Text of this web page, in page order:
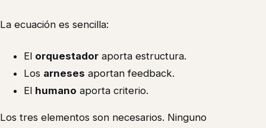
La ecuación es sencilla:
El orquestador aporta estructura.
Los arneses aportan feedback.
El humano aporta criterio.
Los tres elementos son necesarios. Ninguno